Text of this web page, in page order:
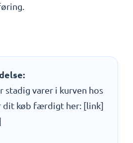
stadig varer i kurven hos
dit køb færdigt her: [link]